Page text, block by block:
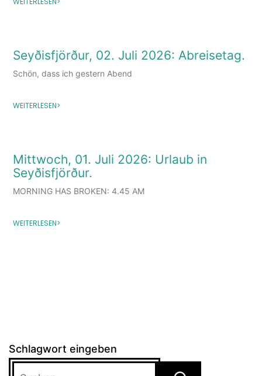
Seyðisfjörður, 02. Juli 2026: Abreisetag.
Schön, dass ich gestern Abend
WEITERLESEN>
Mittwoch, 01. Juli 2026: Urlaub in
Seyðisfjörður.
MORNING HAS BROKEN: 4.45 AM
WEITERLESEN>
Schlagwort eingeben